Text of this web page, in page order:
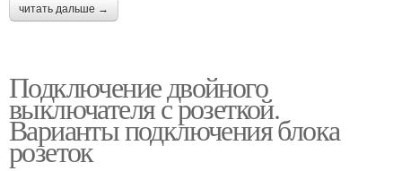
читать дальше →
Подключение двойного
выключателя с розеткой.
Варианты подключения блока
розеток